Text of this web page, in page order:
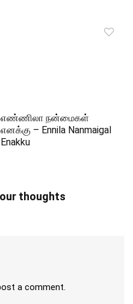
எண்ணிலா நன்மைகள்
எனக்கு – Ennila Nanmaigal
Enakku
thoughts
a comment.